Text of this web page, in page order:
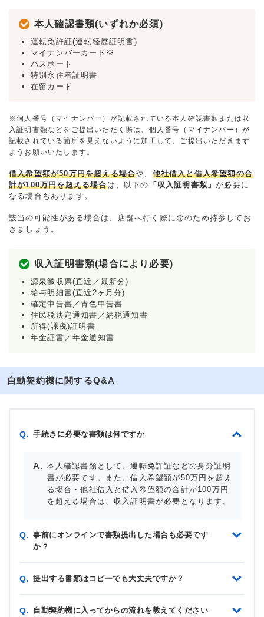
本人確認書類(いずれか必須)
運転免許証(運転経歴証明書)
マイナンバーカード※
パスポート
特別永住者証明書
在留カード
※個人番号（マイナンバー）が記載されている本人確認書類または収
入証明書類などをご提出いただく際は、個人番号（マイナンバー）が
記載されている箇所を見えないように加工して、ご提出いただきます
ようお願いいたします。
借入希望額が50万円を超える場合や、 他社借入と借入希望額の合
計が100万円を超える場合は、以下の 「収入証明書類」が必要に
なる場合もあります。
該当の可能性がある場合は、店舗へ行く際に念のため持参してお
きましょう。
収入証明書類(場合により必要)
源泉徴収票(直近／最新分)
給与明細書(直近2ヶ月分)
確定申告書／青色申告書
住民税決定通知書／納税通知書
所得(課税)証明書
年金証書／年金通知書
自動契約機に関するQ&A
Q. 手続きに必要な書類は何ですか
本人確認書類として、運転免許証などの身分証明
書が必要です。また、借入希望額が50万円を超え
る場合・他社借入と借入希望額の合計が100万円
を超える場合は、収入証明書が必要となります。
Q. 事前にオンラインで書類提出した場合も必要です
か？
Q. 提出する書類はコピーでも大丈夫ですか？
Q. 自動契約機に入ってからの流れを教えてください